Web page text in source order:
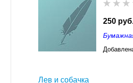
250
Лев и собачка